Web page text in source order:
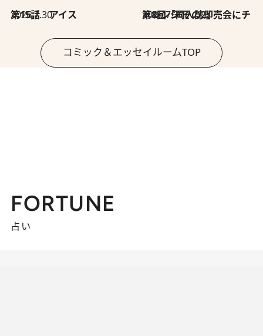
2026.7.30
第15話 アイス 2026.7.30
第8回「同人誌即売会にチャレンジ その2」
コミック＆エッセイルームTOP
FORTUNE
占い